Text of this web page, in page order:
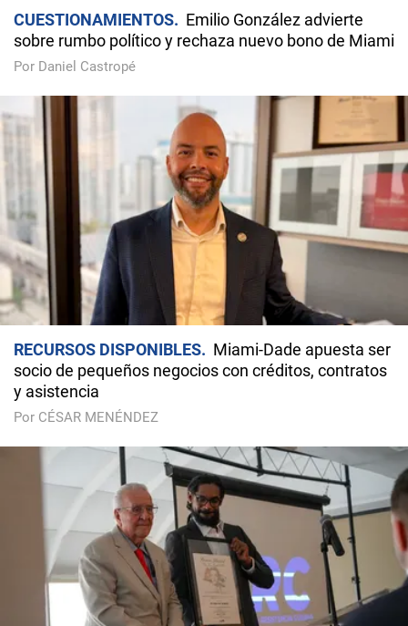
CUESTIONAMIENTOS
Emilio González advierte
sobre rumbo político y rechaza nuevo bono de Miami
Por Daniel Castropé
RECURSOS DISPONIBLES
Miami-Dade apuesta ser
socio de pequeños negocios con créditos, contratos
y asistencia
Por CÉSAR MENÉNDEZ